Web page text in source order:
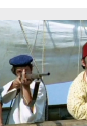
în casa din Franţa”? Ne